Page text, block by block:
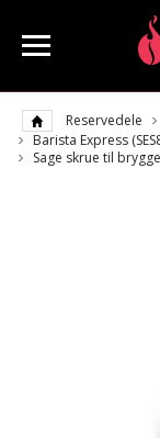
Reservedele
Barista Express
Sage skrue til